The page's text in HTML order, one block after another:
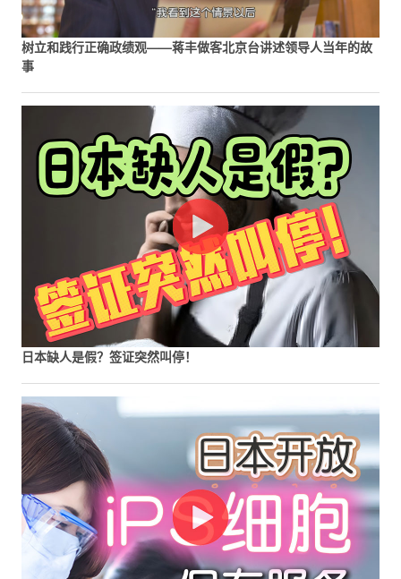
树立和践行正确政绩观——蒋丰做客北京台讲述领导人当年的故
事
日本缺人是假？签证突然叫停！